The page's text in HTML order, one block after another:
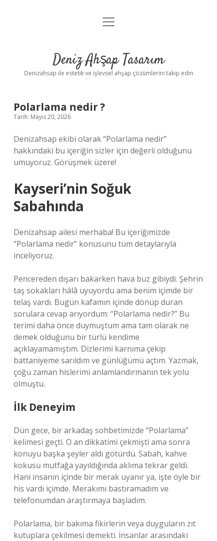
Anasayfa
Yasal Uyarı
menüyü
Deniz Ahşap Tasarım
Denizahsap ile estetik ve işlevsel ahşap çözümlerini takip edin
Polarlama nedir ?
Tarih: Mayıs 20, 2026
Denizahsap ekibi olarak “Polarlama nedir”
hakkındaki bu içeriğin sizler için değerli olduğunu
umuyoruz. Görüşmek üzere!
Kayseri’nin Soğuk
Sabahında
Denizahsap ailesi merhaba! Bu içeriğimizde
“Polarlama nedir” konusunu tüm detaylarıyla
inceliyoruz.
Pencereden dışarı bakarken hava buz gibiydi. Şehrin
taş sokakları hâlâ uyuyordu ama benim içimde bir
telaş vardı. Bugün kafamın içinde dönüp duran
sorulara cevap arıyordum: “Polarlama nedir?” Bu
terimi daha önce duymuştum ama tam olarak ne
demek olduğunu bir türlü kendime
açıklayamamıştım. Dizlerimi karnıma çekip
battaniyeme sarıldım ve günlüğümü açtım. Yazmak,
çoğu zaman hislerimi anlamlandırmanın tek yolu
olmuştu.
İlk Deneyim
Dün gece, bir arkadaş sohbetimizde “Polarlama”
kelimesi geçti. O an dikkatimi çekmişti ama sonra
konuyu başka şeyler aldı götürdü. Sabah, kahve
kokusu mutfağa yayıldığında aklıma tekrar geldi.
Hani insanın içinde bir merak uyanır ya, işte öyle bir
his vardı içimde. Merakımı bastıramadım ve
telefonumdan araştırmaya başladım.
Polarlama, bir bakıma fikirlerin veya duyguların zıt
kutuplara çekilmesi demekti. İnsanlar arasındaki